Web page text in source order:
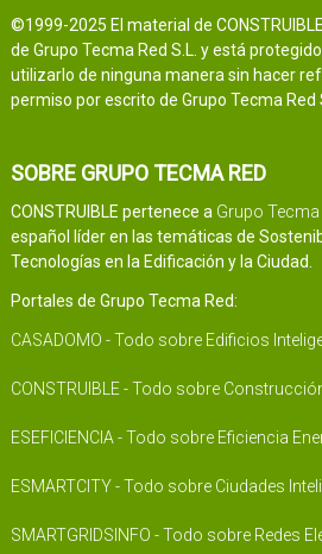
©1999-2025 El material de
de Grupo Tecma Red S.L. y está
utilizarlo de ninguna manera sin hacer
permiso por escrito de Grupo Tecma Red
SOBRE GRUPO TECMA RED
CONSTRUIBLE pertenece a Grupo Tecma
español líder en las temáticas de
Tecnologías en la Edificación y la Ciudad.
Portales de Grupo Tecma Red:
CASADOMO - Todo sobre Edificios
CONSTRUIBLE - Todo sobre
ESEFICIENCIA - Todo sobre Eficiencia
ESMARTCITY - Todo sobre Ciudades
SMARTGRIDSINFO - Todo sobre Redes